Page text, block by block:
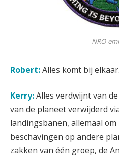
NRO-
Robert:Alles komt bij elkaar.
Kerry:Alles verdwijnt van
van de planeet verwijderd
landingsbanen, allemaal
beschavingen op andere
zakken van één groep, de